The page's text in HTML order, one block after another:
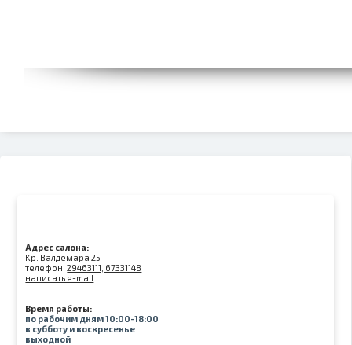
Адрес салона:
Kр. Валдемара 25
телефон:29463111, 67331148
написать e-mail
Время работы:
по рабочим дням 10:00-18:00
в субботу и воскресенье
выходной